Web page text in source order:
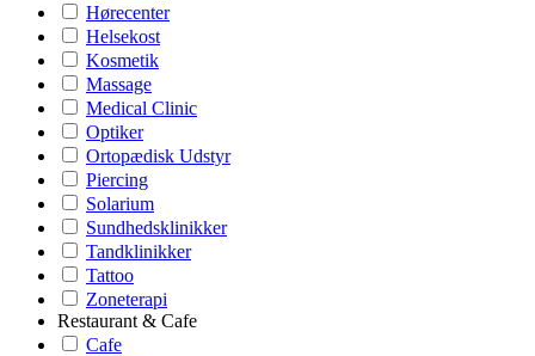
Hørecenter
Helsekost
Kosmetik
Massage
Medical Clinic
Optiker
Ortopædisk Udstyr
Piercing
Solarium
Sundhedsklinikker
Tandklinikker
Tattoo
Zoneterapi
Restaurant & Cafe
Cafe